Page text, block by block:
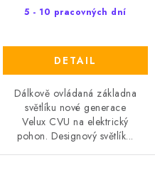
5 - 10 pracovných dní
DETAIL
Dálkově ovládaná základna
světlíku nové generace
Velux CVU na elektrický
pohon. Designový světlík...